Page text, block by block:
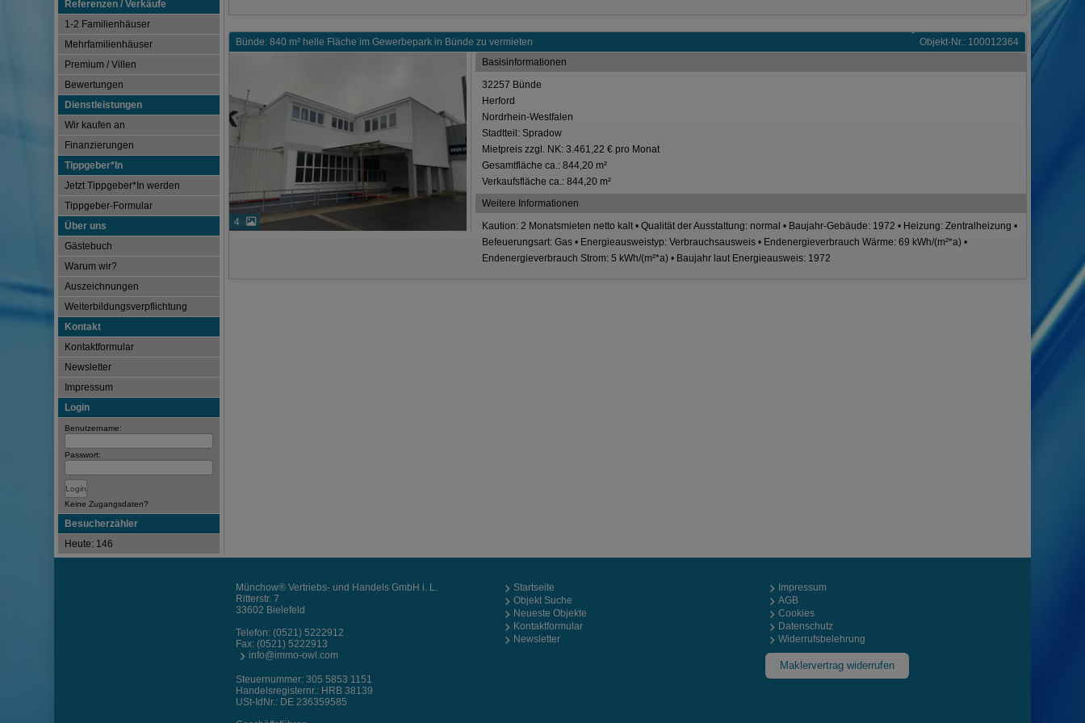
Referenzen / Verkäufe
1-2 Familienhäuser
Mehrfamilienhäuser
Premium / Villen
Bewertungen
Dienstleistungen
Wir kaufen an
Finanzierungen
Tippgeber*In
Jetzt Tippgeber*In werden
Tippgeber-Formular
Über uns
Gästebuch
Warum wir?
Auszeichnungen
Weiterbildungsverpflichtung
Kontakt
Kontaktformular
Newsletter
Impressum
Login
Benutzername:
Passwort:
Keine Zugangsdaten?
Besucherzähler
Heute: 146
Bünde: 840 m² helle Fläche im Gewerbepark in Bünde zu vermieten Objekt-Nr.: 100012364
4
Basisinformationen
32257 Bünde
Herford
Nordrhein-Westfalen
Stadtteil: Spradow
Mietpreis zzgl. NK: 3.461,22 € pro Monat
Gesamtfläche ca.: 844,20 m²
Verkaufsfläche ca.: 844,20 m²
Weitere Informationen
Kaution: 2 Monatsmieten netto kalt • Qualität der Ausstattung: normal • Baujahr-Gebäude: 1972 • Heizung: Zentralheizung •
Befeuerungsart: Gas • Energieausweistyp: Verbrauchsausweis • Endenergieverbrauch Wärme: 69 kWh/(m²*a) •
Endenergieverbrauch Strom: 5 kWh/(m²*a) • Baujahr laut Energieausweis: 1972
Münchow® Vertriebs- und Handels GmbH i. L.
Ritterstr. 7
33602 Bielefeld
Telefon:(0521) 5222912
Fax: (0521) 5222913
info@immo-owl.com
Steuernummer: 305 5853 1151
Handelsregisternr.: HRB 38139
USt-IdNr.: DE 236359585
Startseite
Objekt Suche
Neueste Objekte
Kontaktformular
Newsletter
Impressum
AGB
Cookies
Datenschutz
Widerrufsbelehrung
Maklervertrag widerrufen